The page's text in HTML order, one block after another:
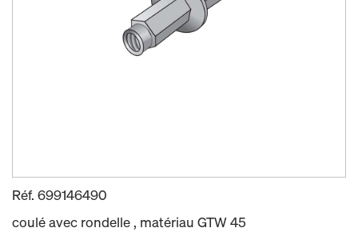
Réf. 699146490
coulé avec rondelle , matériau GTW 45